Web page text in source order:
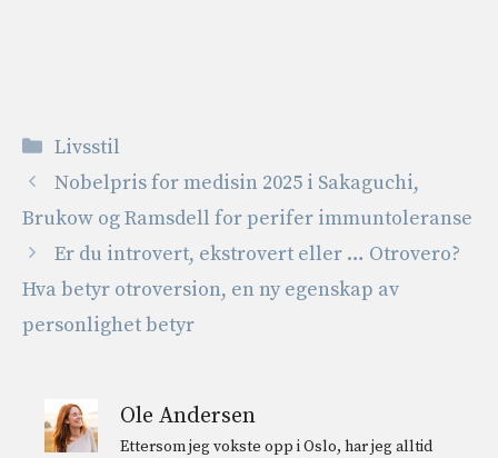
Kategorier
Livsstil
Nobelpris for medisin 2025 i Sakaguchi,
Brukow og Ramsdell for perifer immuntoleranse
Er du introvert, ekstrovert eller … Otrovero?
Hva betyr otroversion, en ny egenskap av
personlighet betyr
Ole Andersen
Ettersom jeg vokste opp i Oslo, har jeg alltid